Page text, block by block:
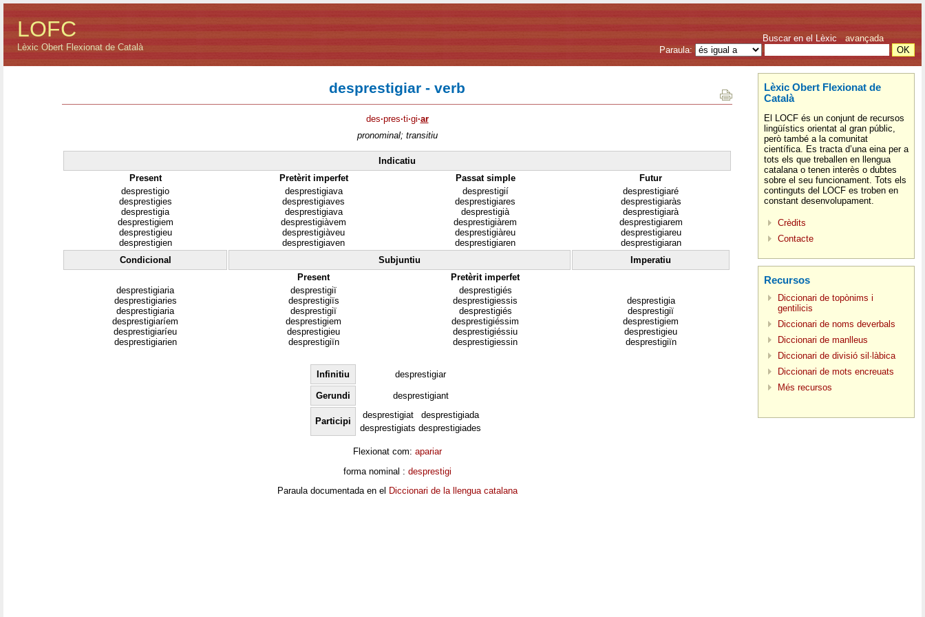
LOFC
Lèxic Obert Flexionat de Català
Buscar en el Lèxic avançada
Paraula:
desprestigiar - verb
des·pres·ti·gi·ar
pronominal; transitiu
Indicatiu
Present
Pretèrit imperfet Passat simple
Futur
desprestigio
desprestigies
desprestigia
desprestigiem
desprestigieu
desprestigien
desprestigiava
desprestigiaves
desprestigiava
desprestigiàvem
desprestigiàveu
desprestigiaven
desprestigií
desprestigiares
desprestigià
desprestigiàrem
desprestigiàreu
desprestigiaren
desprestigiaré
desprestigiaràs
desprestigiarà
desprestigiarem
desprestigiareu
desprestigiaran
Condicional
Subjuntiu
Imperatiu
Present
Pretèrit imperfet
desprestigiaria
desprestigiaries
desprestigiaria
desprestigiaríem
desprestigiaríeu
desprestigiarien
desprestigiï
desprestigiïs
desprestigiï
desprestigiem
desprestigieu
desprestigiïn
desprestigiés
desprestigiessis
desprestigiés
desprestigiéssim
desprestigiéssiu
desprestigiessin
desprestigia
desprestigiï
desprestigiem
desprestigieu
desprestigiïn
Infinitiu desprestigiar
Gerundi desprestigiant
Participi
desprestigiat
desprestigiada
desprestigiats desprestigiades
Flexionat com: apariar
forma nominal : desprestigi
Paraula documentada en el Diccionari de la llengua catalana
Lèxic Obert Flexionat de
Català
El LOCF és un conjunt de recursos
lingüístics orientat al gran públic,
però també a la comunitat
científica. Es tracta d’una eina per a
tots els que treballen en llengua
catalana o tenen interès o dubtes
sobre el seu funcionament. Tots els
continguts del LOCF es troben en
constant desenvolupament.
Crèdits
Contacte
Recursos
Diccionari de topònims i
gentilicis
Diccionari de noms deverbals
Diccionari de manlleus
Diccionari de divisió sil·làbica
Diccionari de mots encreuats
Més recursos